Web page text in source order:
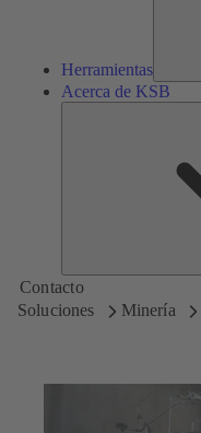
Herramientas
Acerca de KSB
Contacto
Soluciones
Minería